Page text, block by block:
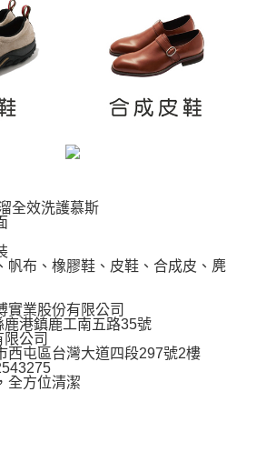
全效洗護慕斯
帆布、橡膠鞋、皮鞋、合成皮、麂
實業股份有限公司
港鎮鹿工南五路35號
公司
西屯區台灣大道四段297號2樓
全方位清潔